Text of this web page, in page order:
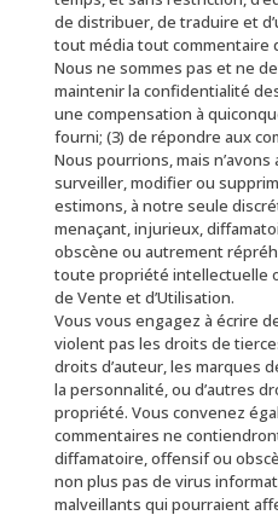
de distribuer, de traduire et
tout média tout commentaire
Nous ne sommes pas et ne
maintenir la confidentialité
une compensation à
fourni; (3) de répondre aux
Nous pourrions, mais
surveiller, modifier ou
estimons, à notre seule
menaçant, injurieux,
obscène ou autrement
toute propriété intellectuelle
de Vente et d’Utilisation.
Vous vous engagez à écrire
violent pas les droits de
droits d’auteur, les marques
la personnalité, ou d’autres
propriété. Vous convenez
commentaires ne
diffamatoire, offensif ou
non plus pas de virus
malveillants qui pourraient